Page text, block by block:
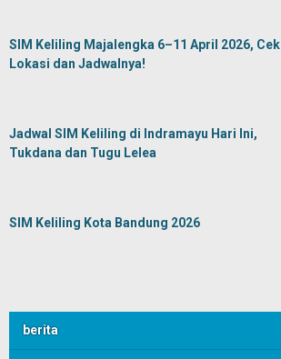
SIM Keliling Majalengka 6–11 April 2026, Cek
Lokasi dan Jadwalnya!
Jadwal SIM Keliling di Indramayu Hari Ini,
Tukdana dan Tugu Lelea
SIM Keliling Kota Bandung 2026
berita